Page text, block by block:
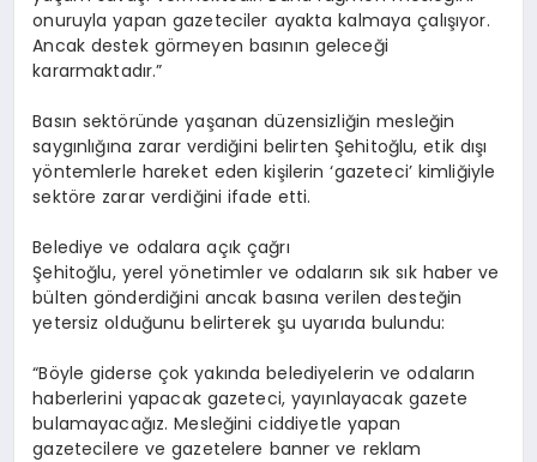
onuruyla yapan gazeteciler ayakta kalmaya çalışıyor.
Ancak destek görmeyen basının geleceği
kararmaktadır.”
Basın sektöründe yaşanan düzensizliğin mesleğin
saygınlığına zarar verdiğini belirten Şehitoğlu, etik dışı
yöntemlerle hareket eden kişilerin ‘gazeteci’ kimliğiyle
sektöre zarar verdiğini ifade etti.
Belediye ve odalara açık çağrı
Şehitoğlu, yerel yönetimler ve odaların sık sık haber ve
bülten gönderdiğini ancak basına verilen desteğin
yetersiz olduğunu belirterek şu uyarıda bulundu:
“Böyle giderse çok yakında belediyelerin ve odaların
haberlerini yapacak gazeteci, yayınlayacak gazete
bulamayacağız. Mesleğini ciddiyetle yapan
gazetecilere ve gazetelere banner ve reklam